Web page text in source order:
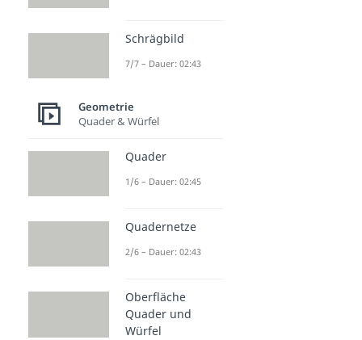
Schrägbild
7/7 – Dauer: 02:43
Geometrie
Quader & Würfel
Quader
1/6 – Dauer: 02:45
Quadernetze
2/6 – Dauer: 02:43
Oberfläche
Quader und
Würfel